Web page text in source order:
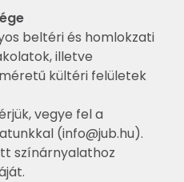
beltéri és homlokzati
illetve
kültéri felületek
vegye fel a
(info@jub.hu).
színárnyalathoz